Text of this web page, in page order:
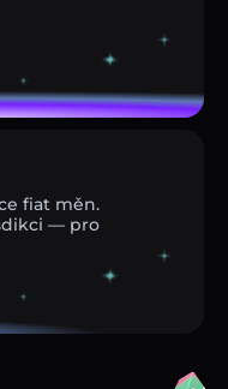
fiat měn.
— pro